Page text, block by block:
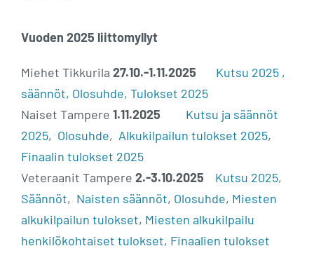
Vuoden 2025 liittomyllyt
Miehet Tikkurila 27.10.-1.11.2025 Kutsu 2025 ,
säännöt, Olosuhde, Tulokset 2025
Naiset Tampere 1.11.2025
Kutsu ja säännöt
2025, Olosuhde, Alkukilpailun tulokset 2025,
Finaalin tulokset 2025
Veteraanit Tampere 2.-3.10.2025 Kutsu 2025,
Säännöt, Naisten säännöt, Olosuhde, Miesten
alkukilpailun tulokset, Miesten alkukilpailu
henkilökohtaiset tulokset, Finaalien tulokset